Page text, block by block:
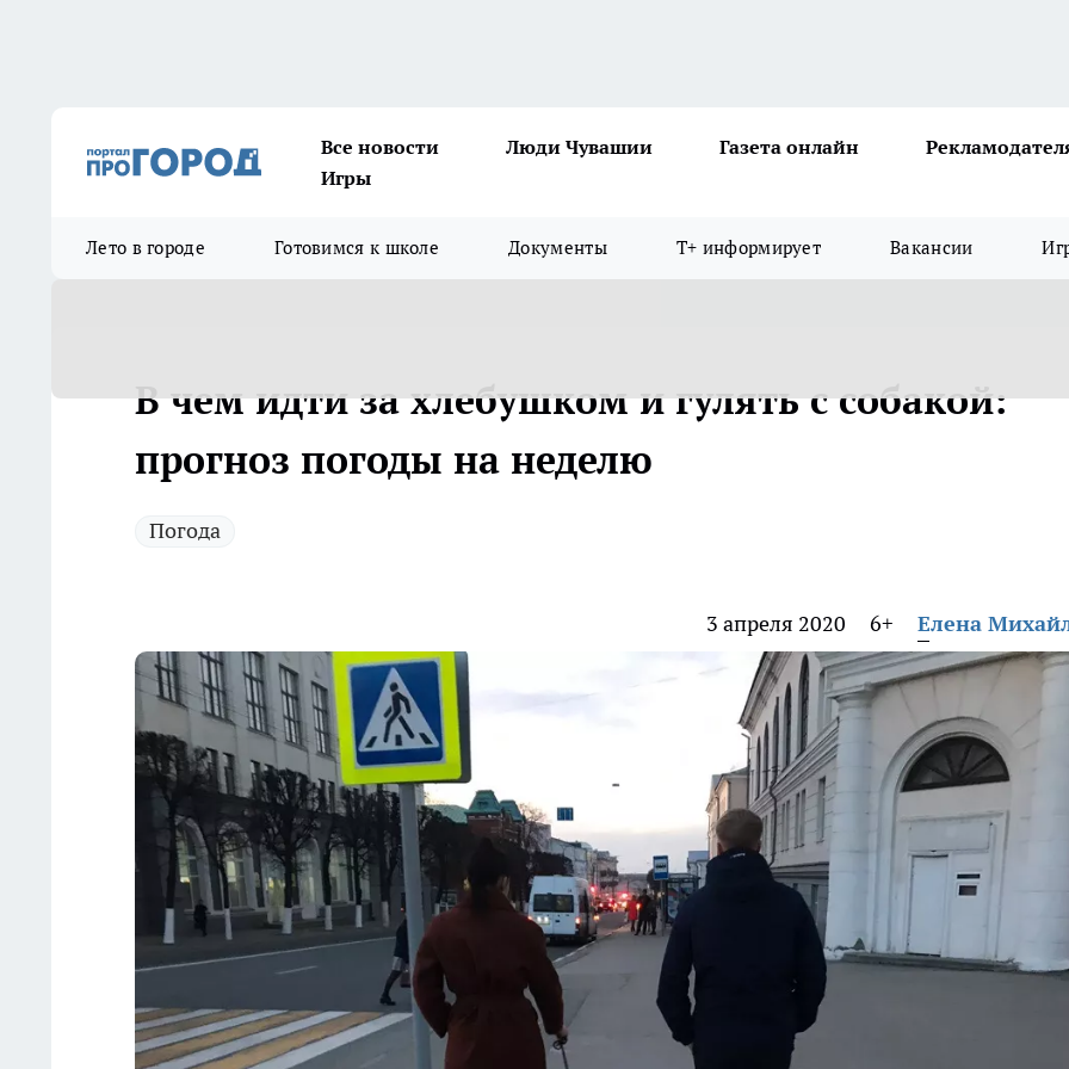
Все новости Люди Чувашии Газета онлайн
Игры
Лето в городе Готовимся к школе Документы Т+ информирует Вакансии
В чем идти за хлебушком и гулять с собакой:
прогноз погоды на неделю
Погода
3 апреля 2020 6+ Елена